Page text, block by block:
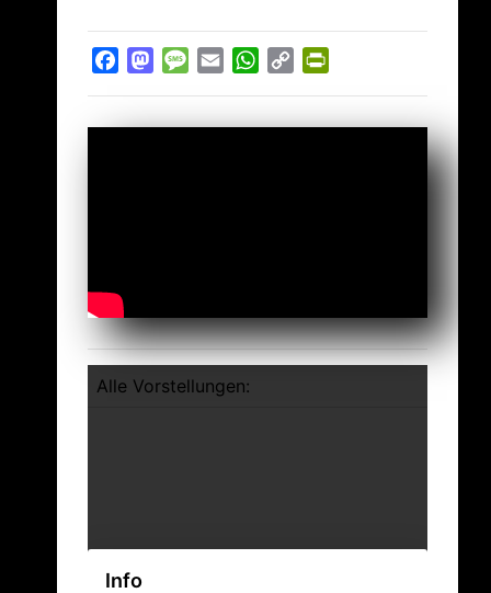
FacebookMastodon
Message
Email WhatsApp
Copy